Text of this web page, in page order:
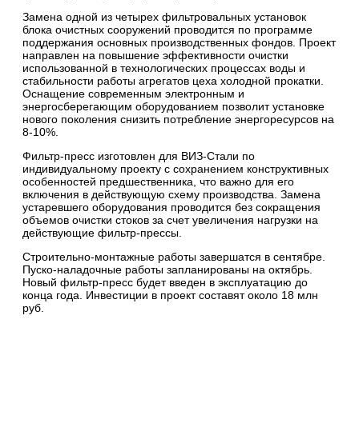
Замена одной из четырех фильтровальных установок
блока очистных сооружений проводится по программе
поддержания основных производственных фондов. Проект
направлен на повышение эффективности очистки
использованной в технологических процессах воды и
стабильности работы агрегатов цеха холодной прокатки.
Оснащение современным электронным и
энергосберегающим оборудованием позволит установке
нового поколения снизить потребление энергоресурсов на
8-10%.
Фильтр-пресс изготовлен для ВИЗ-Стали по
индивидуальному проекту с сохранением конструктивных
особенностей предшественника, что важно для его
включения в действующую схему производства. Замена
устаревшего оборудования проводится без сокращения
объемов очистки стоков за счет увеличения нагрузки на
действующие фильтр-прессы.
Строительно-монтажные работы завершатся в сентябре.
Пуско-наладочные работы запланированы на октябрь.
Новый фильтр-пресс будет введен в эксплуатацию до
конца года. Инвестиции в проект составят около 18 млн
руб.